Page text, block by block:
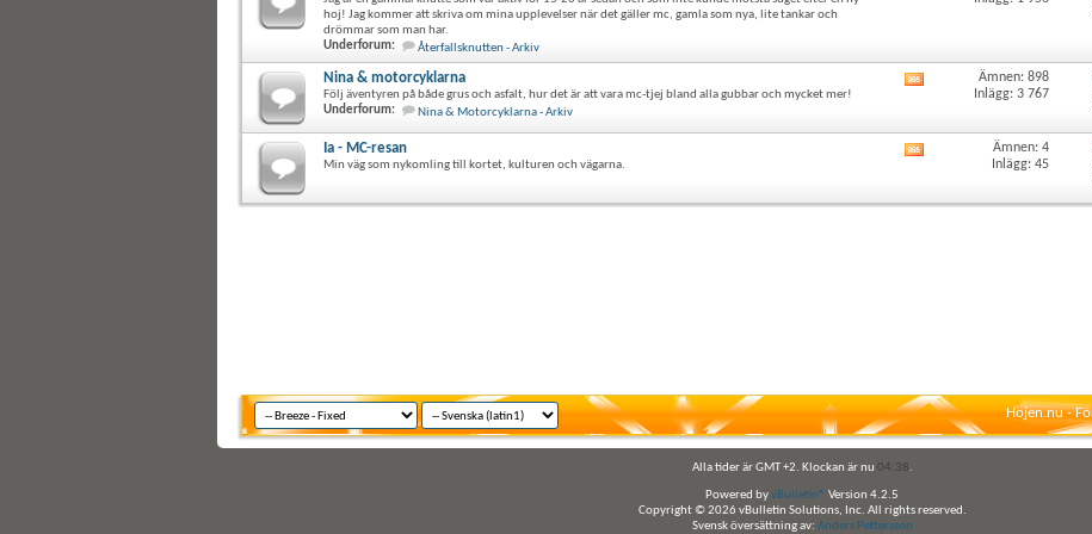
hoj! Jag kommer att skriva om mina upplevelser när det gäller mc, gamla som nya, lite tankar och
drömmar som man har.
Underforum:
Återfallsknutten - Arkiv
Nina & motorcyklarna
Följ äventyren på både grus och asfalt, hur det är att vara mc-tjej bland alla gubbar och mycket mer!
Underforum:
Nina & Motorcyklarna - Arkiv
forumets
Ämnen: 898
Inlägg: 3 767
Ia - MC-resan
Min väg som nykomling till kortet, kulturen och vägarna.
forumets
Ämnen: 4
Inlägg: 45
Hojen.nu -
Alla tider är GMT +2. Klockan är nu 04:38.
Powered byvBulletin® Version 4.2.5
Copyright © 2026 vBulletin Solutions, Inc. All rights reserved.
Svensk översättning av: Anders Pettersson